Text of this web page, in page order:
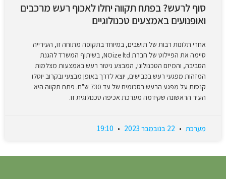
סוף לרעש? בפתח תקווה יחלו לאכוף רעש מרכבים
ואופנועים באמצעים טכנולוגיים
אחרי תלונות רבות של תושבים, במיוחד בתקופה מתוחה זו, העירייה
סיימה את הפיילוט של חברת NOize ltd, בשיתוף המשרד להגנת
הסביבה, והמיזם הטכנולוגי, המבצע ניטור רעש באמצעות מצלמות
המזהות מפגעי רעש בכבישים, יוצא לדרך באופן מבצעי ובקרוב יוטלו
קנסות על מפגע הרעש בסכומים של עד 730 ש"ח. פתח תקווה היא
העיר הראשונה שקידמה מערכת אכיפה טכנולוגית זו.
מערכת